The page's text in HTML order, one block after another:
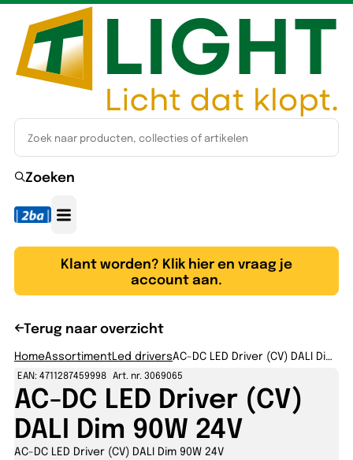
Zoeken
Klant worden? Klik hier en vraag je
account aan.
Terug naar overzicht
HomeAssortimentLed driversAC-DC LED Driver (CV) DALI Dim 90W 24V
EAN: 4711287459998 Art. nr. 3069065
AC-DC LED Driver (CV)
DALI Dim 90W 24V
AC-DC LED Driver (CV) DALI Dim 90W 24V